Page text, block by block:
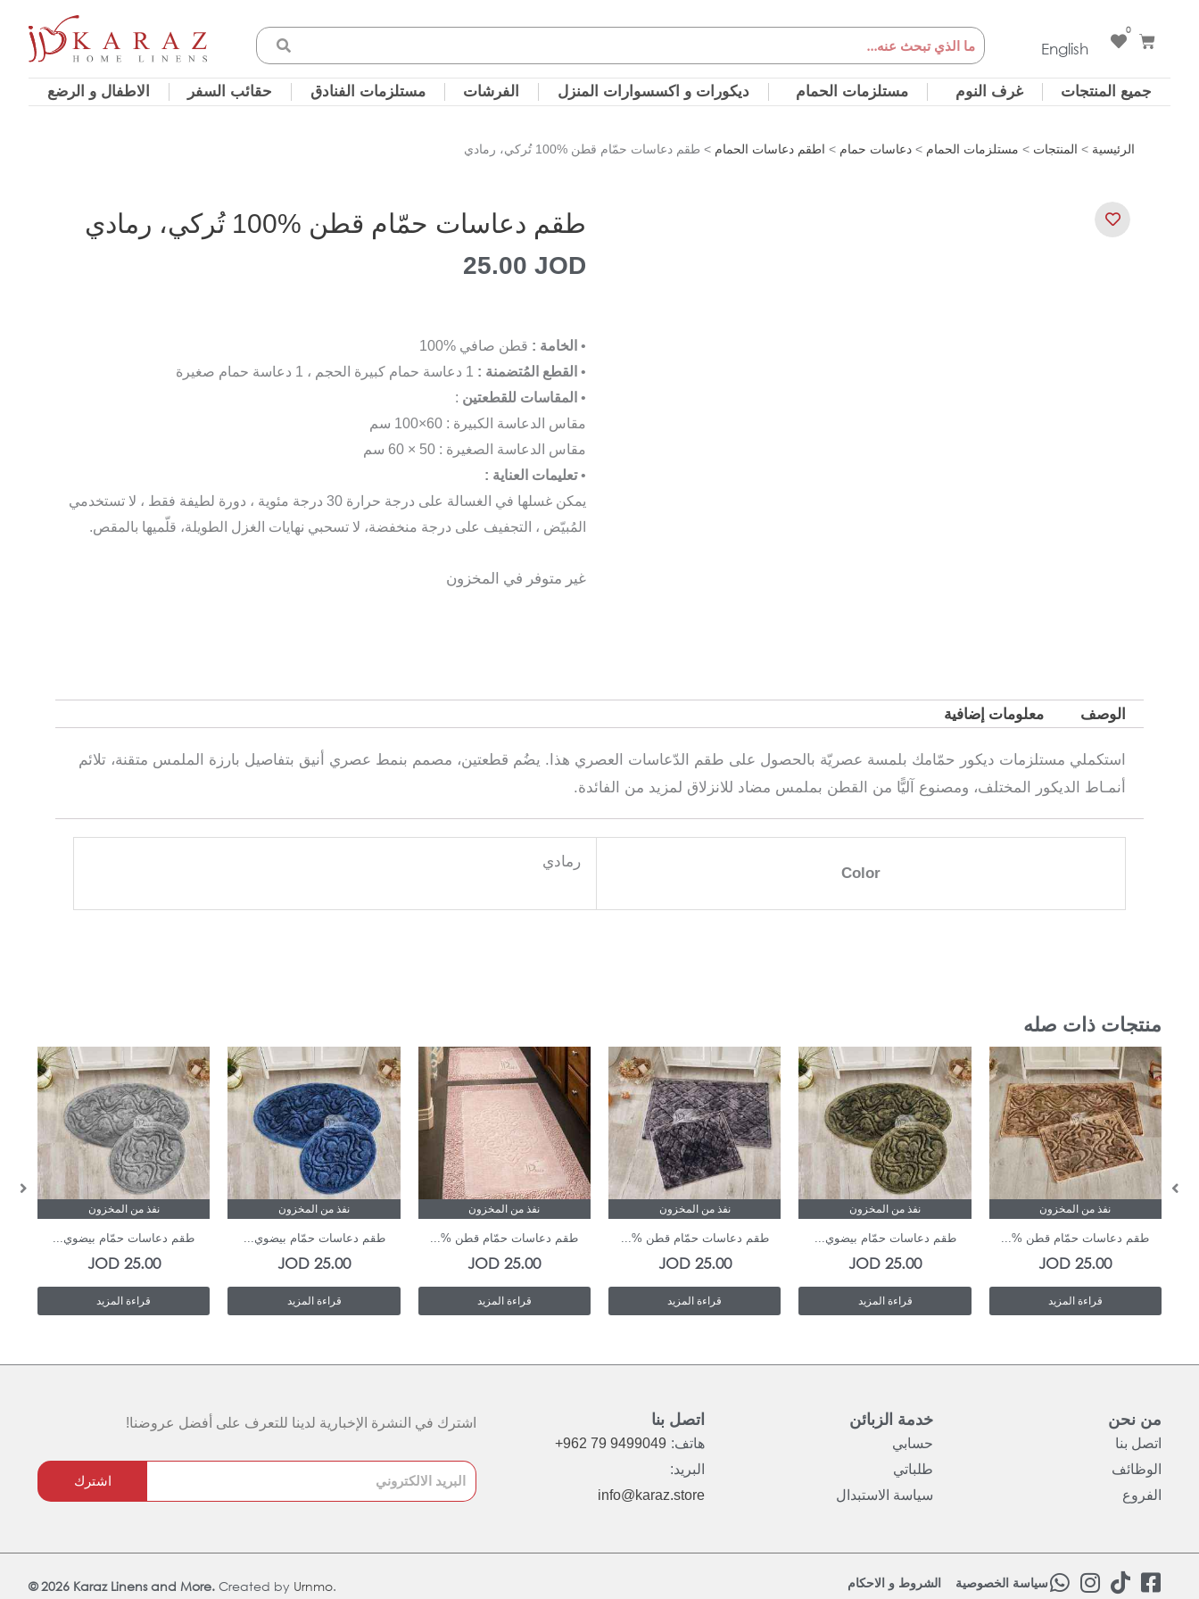
Search English
0
Cart
جميع المنتجات غرف النوم مستلزمات الحمام ديكورات و اكسسوارات المنزل الفرشات مستلزمات الفنادق حقائب السفر الاطفال و الرضع
الرئيسية > المنتجات > مستلزمات الحمام > دعاسات حمام > اطقم دعاسات الحمام > طقم دعاسات حمّام قطن %100 تُركي، رمادي
طقم دعاسات حمّام قطن %100 تُركي، رمادي
25.00JOD
• الخامة : قطن صافي %100
•القطع المُتضمنة :
•المقاسات للقطعتين :
مقاس الدعاسة الكبيرة : 60×100 سم
مقاس الدعاسة الصغيرة : 50 × 60 سم
•تعليمات العناية :
يمكن غسلها في الغسالة على درجة حرارة 30 درجة مئوية ، دورة لطيفة فقط ، لا تستخدمي
المُبيّض ، التجفيف على درجة منخفضة، لا تسحبي نهايات الغزل الطويلة، قلّميها بالمقص.
غير متوفر في المخزون
الوصف معلومات إضافية
استكملي مستلزمات ديكور حمّامك بلمسة عصريّة بالحصول على طقم الدّعاسات العصري هذا. يضُم قطعتين، مصمم بنمط عصري أنيق بتفاصيل بارزة الملمس متقنة، تلائم
أنمـاط الديكور المختلف، ومصنوع آليًّا من القطن بملمس مضاد للانزلاق لمزيد من الفائدة.
Color
رمادي
منتجات ذات صله
نفذ من المخزون
طقم دعاسات حمّام قطن %...
25.00
JOD
قراءة المزيد
نفذ من المخزون
طقم دعاسات حمّام بيضوي...
25.00
JOD
قراءة المزيد
نفذ من المخزون
طقم دعاسات حمّام قطن %...
25.00
JOD
قراءة المزيد
نفذ من المخزون
طقم دعاسات حمّام قطن %...
25.00
JOD
قراءة المزيد
نفذ من المخزون
طقم دعاسات حمّام بيضوي...
25.00
JOD
قراءة المزيد
نفذ من المخزون
طقم دعاسات حمّام بيضوي...
25.00
JOD
قراءة المزيد
من نحن
اتصل بنا
الوظائف
الفروع
خدمة الزبائن
حسابي
طلباتي
سياسة الاستبدال
اتصل بنا
هاتف: +962 79 9499049
البريد:
info@karaz.store
اشترك في النشرة الإخبارية لدينا للتعرف على أفضل عروضنا!
اشترك
F
T
I
Wسياسة الخصوصية الشروط و الاحكام © 2026 Karaz Linens and More. Created by Urnmo.